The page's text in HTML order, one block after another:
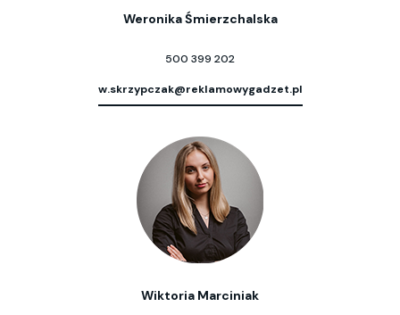
Weronika Śmierzchalska
500 399 202
w.skrzypczak@reklamowygadzet.pl
Wiktoria Marciniak